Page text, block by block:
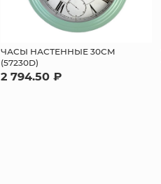
ЧАСЫ НАСТЕННЫЕ 30СМ
(57230D)
2 794.50 ₽